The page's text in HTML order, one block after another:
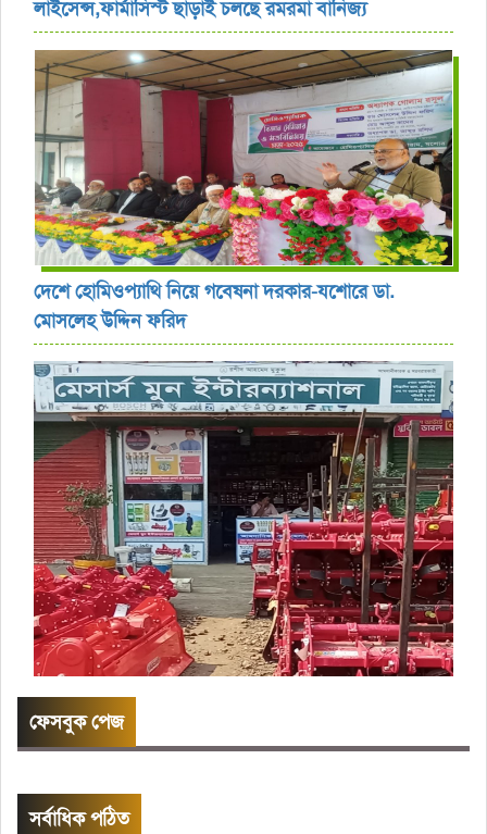
লাইসেন্স,ফার্মাসিস্ট ছাড়াই চলছে রমরমা বানিজ্য ‎
দেশে হোমিওপ্যাথি নিয়ে গবেষনা দরকার-যশোরে ডা.
মোসলেহ উদ্দিন ফরিদ
ফেসবুক পেজ
সর্বাধিক পঠিত